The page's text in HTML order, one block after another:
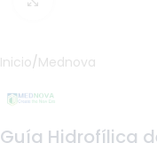
Inicio/Mednova
Guía Hidrofílica